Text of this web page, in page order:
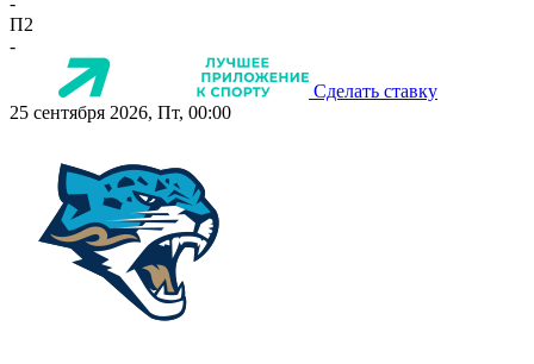
П2
-
Сделать ставку
25 сентября 2026, Пт, 00:00